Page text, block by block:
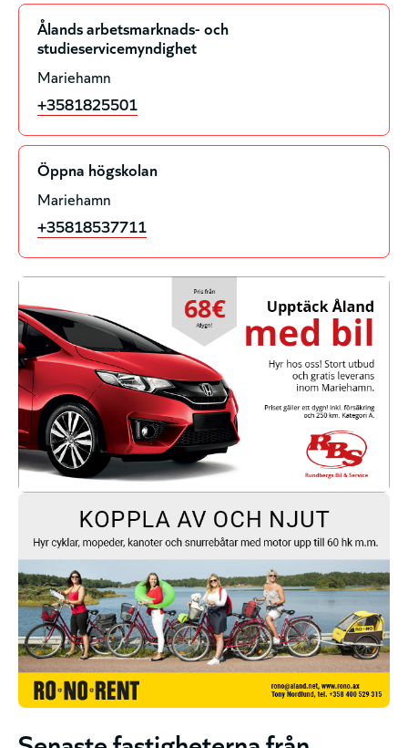
Ålands arbetsmarknads- och
studieservicemyndighet
Mariehamn
+3581825501
Öppna högskolan
Mariehamn
+35818537711